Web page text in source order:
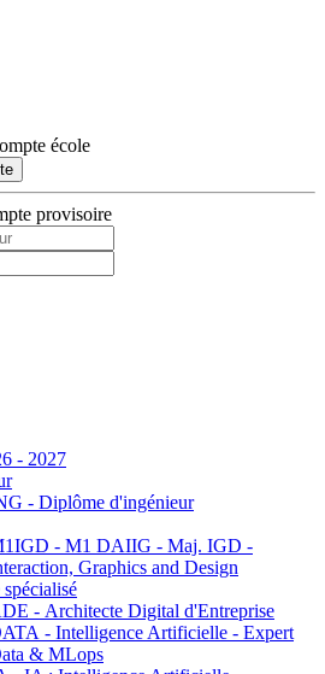
école
provisoire
- 2027
- Diplôme d'ingénieur
- M1 DAIIG - Maj. IGD -
Graphics and Design
- Architecte Digital d'Entreprise
- Intelligence Artificielle - Expert
& MLops